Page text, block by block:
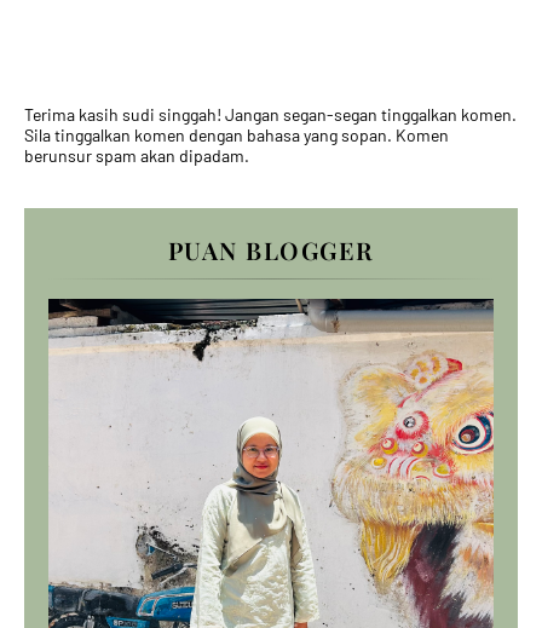
Terima kasih sudi singgah! Jangan segan-segan tinggalkan komen.
Sila tinggalkan komen dengan bahasa yang sopan. Komen
berunsur spam akan dipadam.
PUAN BLOGGER